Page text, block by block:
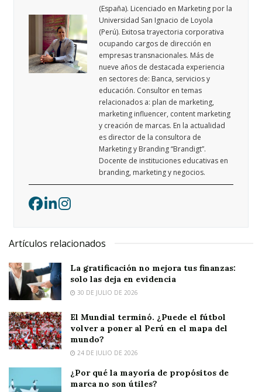
(España). Licenciado en Marketing por la
Universidad San Ignacio de Loyola
(Perú). Exitosa trayectoria corporativa
ocupando cargos de dirección en
empresas transnacionales. Más de
nueve años de destacada experiencia
en sectores de: Banca, servicios y
educación. Consultor en temas
relacionados a: plan de marketing,
marketing influencer, content marketing
y creación de marcas. En la actualidad
es director de la consultora de
Marketing y Branding “Brandigt”.
Docente de instituciones educativas en
branding, marketing y negocios.
Artículos relacionados
La gratificación no mejora tus finanzas:
solo las deja en evidencia
30 DE JULIO DE 2026
El Mundial terminó. ¿Puede el fútbol
volver a poner al Perú en el mapa del
mundo?
24 DE JULIO DE 2026
¿Por qué la mayoría de propósitos de
marca no son útiles?